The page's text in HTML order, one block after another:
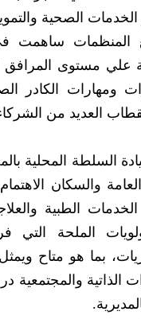
الخدمات الصحية
المنظمات ساهمت
علي مستوى المرافق
ومهارات الكادر
العديد من
السلطة المحلية
والسكان
الخدمات الطبية
الملحة التي
بما هو متاح
الذاتية والمجتمعية